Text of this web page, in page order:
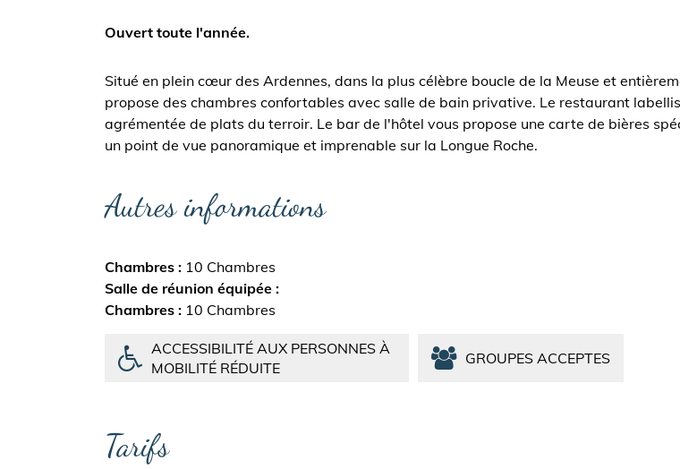
Ouvert toute l'année.
Situé en plein cœur des Ardennes, dans la plus célèbre boucle de la Meuse et
propose des chambres confortables avec salle de bain privative. Le restaurant
agrémentée de plats du terroir. Le bar de l'hôtel vous propose une carte de bières
un point de vue panoramique et imprenable sur la Longue Roche.
Autres informations
Chambres
10 Chambres
Salle de réunion équipée
Chambres
10 Chambres
ACCESSIBILITÉ AUX PERSONNES À
MOBILITÉ RÉDUITE
GROUPES ACCEPTES
Tarifs